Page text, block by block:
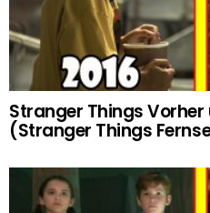
Stranger Things Vorher
(Stranger Things